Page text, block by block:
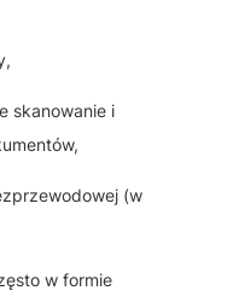
skanowanie i
(w
w formie